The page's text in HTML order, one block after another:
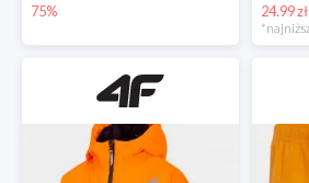
75% 24.99 zł